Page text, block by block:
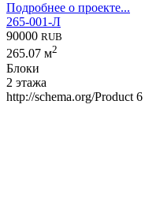
Подробнее о проекте...
265-001-Л
90000 RUB
265.07 м2
Блоки
2 этажа
http://schema.org/Product 6